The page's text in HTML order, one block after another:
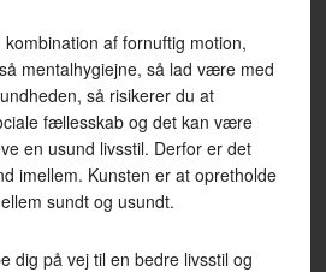
af fornuftig motion,
mentalhygiejne, så lad være med
så risikerer du at
fællesskab og det kan være
en usund livsstil. Derfor er det
imellem. Kunsten er at opretholde
sundt og usundt.
dig på vej til en bedre livsstil og